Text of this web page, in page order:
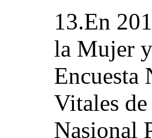
13.En
la Mujer
Encuesta
Vitales
Nasional